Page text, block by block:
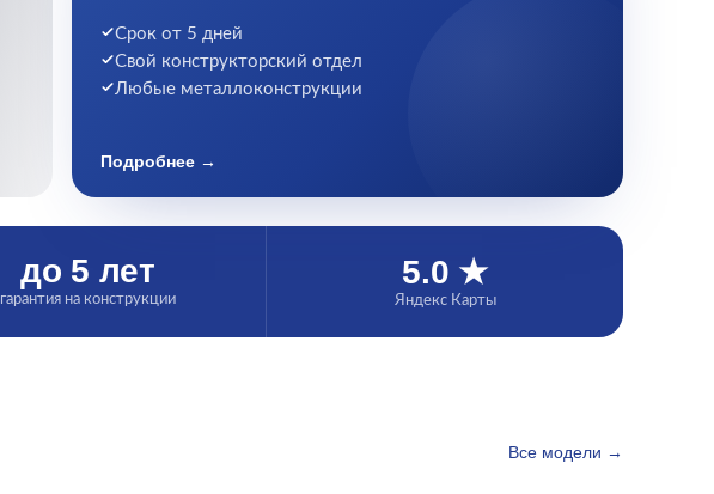
Срок от 5 дней
Свой конструкторский отдел
Любые металлоконструкции
Подробнее →
до 5 лет
гарантия на конструкции
5.0 ★
Яндекс Карты
Все модели →